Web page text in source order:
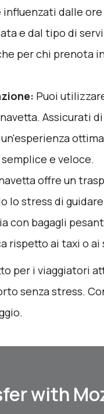
dalle
e dal tipo di
per chi prenota
Puoi
Assicurati
e veloce.
offre un
lo stress di
con bagagli
rispetto ai taxi o
per i viaggiatori
senza stress.
with